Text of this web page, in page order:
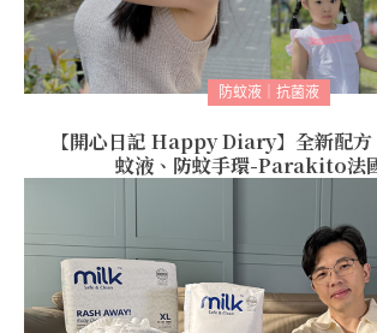
防蚊液｜抗菌液
【開心日記 Happy Diary】全新配
蚊液、防蚊手環-Parakito法